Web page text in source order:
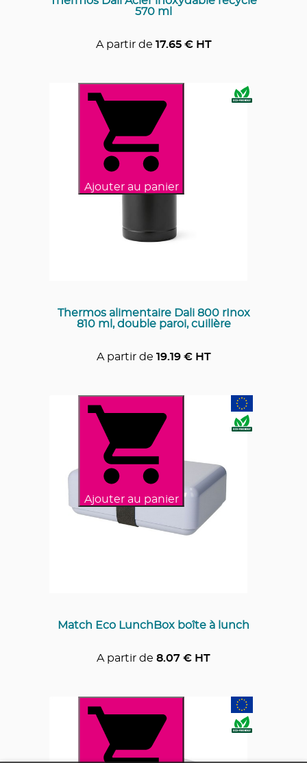
570 ml
A partir de 17.65€ HT
Ajouter au panier
Thermos alimentaire Dali 800 rInox
810 ml, double paroi, cuillère
A partir de 19.19€ HT
Ajouter au panier
Match Eco LunchBox boîte à lunch
A partir de 8.07 € HT